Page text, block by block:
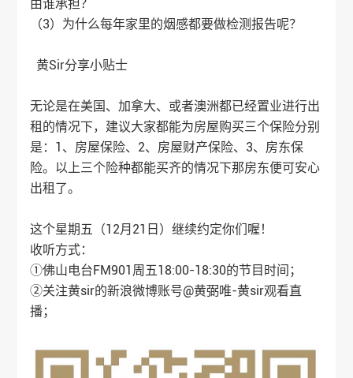
由谁承担？
（3）为什么每年家里的烟感都要做检测报告呢？
黄Sir分享小贴士
无论是在美国、加拿大、或者澳洲都已经置业进行出
租的情况下，建议大家都能为房屋购买三个保险分别
是：1、房屋保险、2、房屋财产保险、3、房东保
险。以上三个险种都能买齐的情况下那房东便可安心
出租了。
这个星期五（12月21日）继续约定你们喔！
收听方式：
①佛山电台FM901周五18:00-18:30的节目时间；
②关注黄sir的新浪微博账号@黄弼唯-黄sir观看直
播；